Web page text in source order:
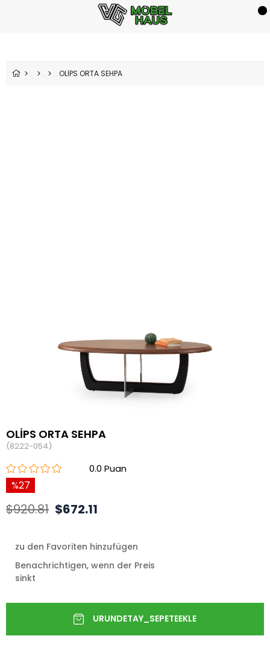
OLİPS ORTA SEHPA
OLİPS ORTA SEHPA
(8222-054)
0.0
27
$920.81 $672.11
zu den Favoriten hinzufügen
Benachrichtigen, wenn der Preis
sinkt